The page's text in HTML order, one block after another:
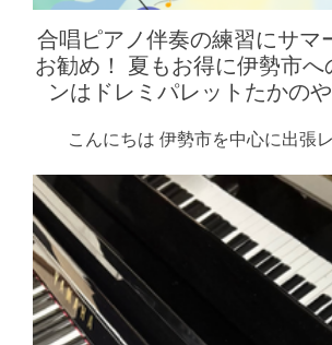
合唱ピアノ伴奏の練習にサマ
お勧め！ 夏もお得に伊勢市へ
ンはドレミパレットたかの
こんにちは 伊勢市を中心に出張